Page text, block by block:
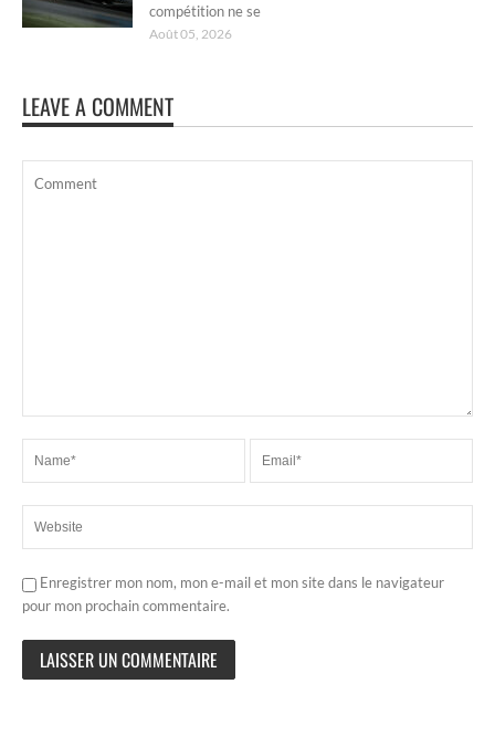
compétition ne se
Août 05, 2026
LEAVE A COMMENT
Enregistrer mon nom, mon e-mail et mon site dans le navigateur
pour mon prochain commentaire.